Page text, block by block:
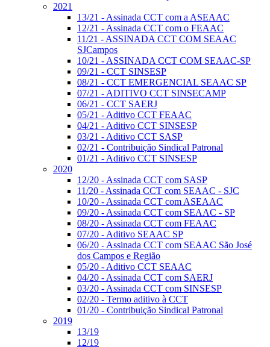
2021
13/21 - Assinada CCT com a ASEAAC
12/21 - Assinada CCT com o FEAAC
11/21 - ASSINADA CCT COM SEAAC
SJCampos
10/21 - ASSINADA CCT COM SEAAC-SP
09/21 - CCT SINSESP
08/21 - CCT EMERGENCIAL SEAAC SP
07/21 - ADITIVO CCT SINSECAMP
06/21 - CCT SAERJ
05/21 - Aditivo CCT FEAAC
04/21 - Aditivo CCT SINSESP
03/21 - Aditivo CCT SASP
02/21 - Contribuição Sindical Patronal
01/21 - Aditivo CCT SINSESP
2020
12/20 - Assinada CCT com SASP
11/20 - Assinada CCT com SEAAC - SJC
10/20 - Assinada CCT com ASEAAC
09/20 - Assinada CCT com SEAAC - SP
08/20 - Assinada CCT com FEAAC
07/20 - Aditivo SEAAC SP
06/20 - Assinada CCT com SEAAC São José
dos Campos e Região
05/20 - Aditivo CCT SEAAC
04/20 - Assinada CCT com SAERJ
03/20 - Assinada CCT com SINSESP
02/20 - Termo aditivo à CCT
01/20 - Contribuição Sindical Patronal
2019
13/19
12/19